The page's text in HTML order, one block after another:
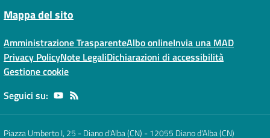
Mappa del sito
Amministrazione TrasparenteAlbo onlineInvia una MAD
Privacy PolicyNote LegaliDichiarazioni di accessibilità
Gestione cookie
Seguici su:
Piazza Umberto I, 25 - Diano d'Alba (CN) -12055 Diano d'Alba (CN)